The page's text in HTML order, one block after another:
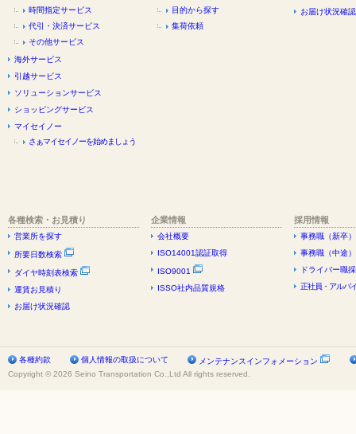
時間指定サービス
代引・決済サービス
その他サービス
海外サービス
引越サービス
ソリューションサービス
ショッピングサービス
マイセイノー
さぁマイセイノーを始めましょう
目的から探す
集荷依頼
お届け状況確認
各種検索・お見積り
営業所を探す
所要日数検索
ダイヤ時刻表検索
運賃お見積り
お届け状況確認
企業情報
会社概要
ISO14001認証取得
ISO9001
ISSO社内品質規格
採用情報
事務職（新卒
事務職（中途
ドライバー職
正社員・アルバ
各種約款 個人情報の取扱について
メンテナンスインフォメーション
Copyright © 2026 Seino Transportation Co.,Ltd All rights reserved.